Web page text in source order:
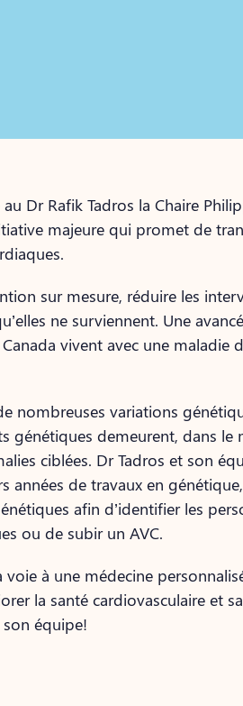
Dr Rafik Tadros la Chaire
majeure qui promet de
sur mesure, réduire les
ne surviennent. Une
vivent avec une
nombreuses variations
génétiques demeurent, dans le
ciblées. Dr Tadros et son
années de travaux en
afin d’identifier les
ou de subir un AVC.
à une médecine
la santé cardiovasculaire et
équipe!